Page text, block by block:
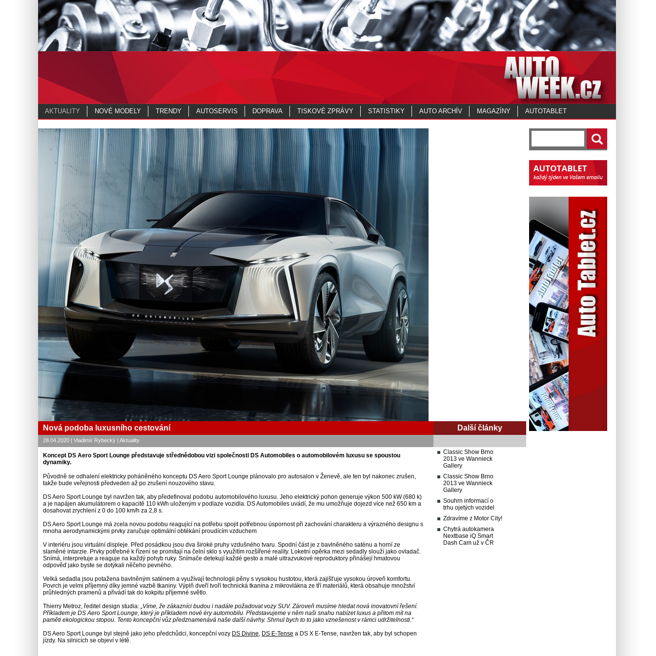
Nová podoba luxusního cestování
28.04.2020 | Vladimír Rybecký | Aktuality
Koncept DS Aero Sport Lounge představuje střednědobou vizi společnosti DS Automobiles o automobilovém luxusu se spoustou
dynamiky.
Původně se odhalení elektricky poháněného konceptu DS Aero Sport Lounge plánovalo pro autosalon v Ženevě, ale ten byl nakonec zrušen,
takže bude veřejnosti předveden až po zrušení nouzového stavu.
DS Aero Sport Lounge byl navržen tak, aby předefinoval podobu automobilového luxusu. Jeho elektrický pohon generuje výkon 500 kW (680 k)
a je napájen akumulátorem o kapacitě 110 kWh uloženým v podlaze vozidla. DS Automobiles uvádí, že mu umožňuje dojezd více než 650 km a
dosahovat zrychlení z 0 do 100 km/h za 2,8 s.
DS Aero Sport Lounge má zcela novou podobu reagující na potřebu spojit potřebnou úspornost při zachování charakteru a výrazného designu s
mnoha aerodynamickými prvky zaručuje optimální obtékání proudícím vzduchem
V interiéru jsou virtuální displeje. Před posádkou jsou dva široké pruhy vzdušného tvaru. Spodní část je z bavlněného saténu a horní ze
slaměné intarzie. Prvky potřebné k řízení se promítají na čelní sklo s využitím rozšířené reality. Loketní opěrka mezi sedadly slouží jako ovladač.
Snímá, interpretuje a reaguje na každý pohyb ruky. Snímače detekují každé gesto a malé ultrazvukové reproduktory přinášejí hmatovou
odpověď jako byste se dotýkali něčeho pevného.
Velká sedadla jsou potažena bavlněným saténem a využívají technologii pěny s vysokou hustotou, která zajišťuje vysokou úroveň komfortu.
Povrch je velmi příjemný díky jemné vazbě tkaniny. Výplň dveří tvoří technická tkanina z mikrovlákna ze tří materiálů, která obsahuje množství
průhledných pramenů a přivádí tak do kokpitu příjemné světlo.
Thierry Metroz, ředitel design studia: „Víme, že zákazníci budou i nadále požadovat vozy SUV. Zároveň musíme hledat nová inovatovní řešení.
Příkladem je DS Aero Sport Lounge, který je příkladem nové éry automobilu. Představujeme v něm naši snahu nabízet luxus a přitom mít na
paměti ekologickou stopou. Tento koncepční vůz předznamenává naše další návrhy. Shrnul bych to to jako vznešenost v rámci udržitelnosti.“
DS Aero Sport Lounge byl stejně jako jeho předchůdci, koncepční vozy DS Divine, DS E-Tense a DS X E-Tense, navržen tak, aby byl schopen
jízdy. Na silnicích se objeví v létě.
Další články
Classic Show Brno
2013 ve Wannieck
Gallery
Classic Show Brno
2013 ve Wannieck
Gallery
Souhrn informací o
trhu ojetých vozidel
Zdravíme z Motor City!
Chytrá autokamera
Nextbase iQ Smart
Dash Cam už v ČR
AKTUALITY NOVÉ MODELY TRENDY AUTOSERVIS DOPRAVA TISKOVÉ ZPRÁVY STATISTIKY AUTO ARCHÍV MAGAZÍNY AUTOTABLET